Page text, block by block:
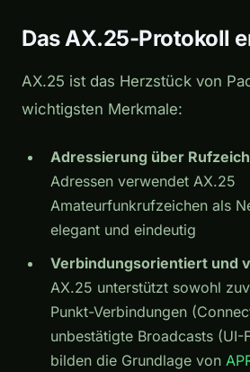
Das AX.25-Protokoll
AX.25 ist das Herzstück von
wichtigsten Merkmale:
Adressierung über
Adressen verwendet AX.25
Amateurfunkrufzeichen als
elegant und eindeutig
Verbindungsorientiert und
AX.25 unterstützt sowohl
Punkt-Verbindungen
unbestätigte Broadcasts
bilden die Grundlage von